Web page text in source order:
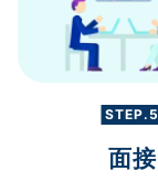
STEP.5
面接